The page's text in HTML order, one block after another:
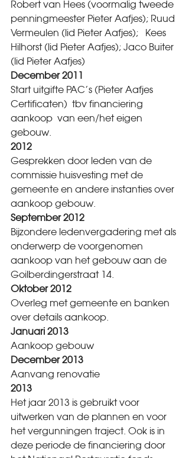
Robert van Hees (voormalig tweede
penningmeester Pieter Aafjes); Ruud
Vermeulen (lid Pieter Aafjes);   Kees
Hilhorst (lid Pieter Aafjes); Jaco Buiter
(lid Pieter Aafjes)
December 2011
Start uitgifte PAC’s (Pieter Aafjes
Certificaten)  tbv financiering
aankoop  van een/het eigen
gebouw.
2012
Gesprekken door leden van de
commissie huisvesting met de
gemeente en andere instanties over
aankoop gebouw.
September 2012
Bijzondere ledenvergadering met als
onderwerp de voorgenomen
aankoop van het gebouw aan de
Goilberdingerstraat 14.
Oktober 2012
Overleg met gemeente en banken
over details aankoop.
Januari 2013
Aankoop gebouw
December 2013
Aanvang renovatie
2013
Het jaar 2013 is gebruikt voor
uitwerken van de plannen en voor
het vergunningen traject. Ook is in
deze periode de financiering door